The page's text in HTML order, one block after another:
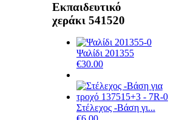
Εκπαιδευτικό
χεράκι 541520
Ψαλίδι 201355
€30.00
Στέλεχος -Βάση γι...